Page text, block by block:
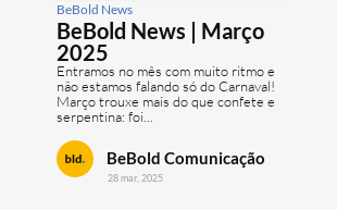
BeBold News
BeBold News | Março
2025
Entramos no mês com muito ritmo e
não estamos falando só do Carnaval!
Março trouxe mais do que confete e
serpentina: foi...
BeBold Comunicação
28 mar, 2025